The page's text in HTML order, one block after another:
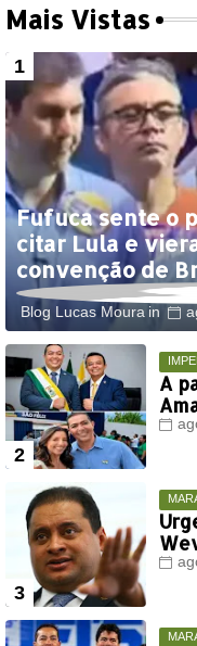
Mais Vistas
Fufuca sente o
citar Lula e
convenção de
Blog Lucas Moura
A